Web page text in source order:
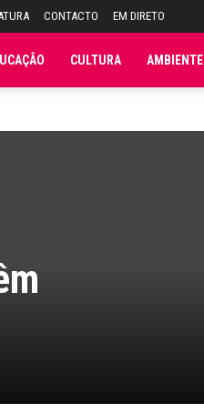
CONTACTO EM DIRETO
CULTURA AMBIENTE